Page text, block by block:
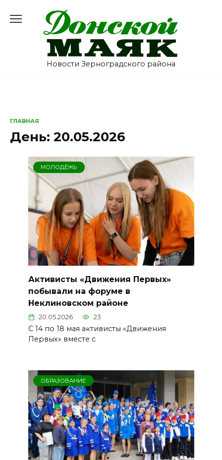
содержанию
Новости Зерноградского района
ГЛАВНАЯ
День: 20.05.2026
МОЛОДЁЖЬ
Активисты «Движения Первых»
побывали на форуме в
Неклиновском районе
20.05.2026 23
С 14 по 18 мая активисты «Движения
Первых» вместе с
ОБРАЗОВАНИЕ